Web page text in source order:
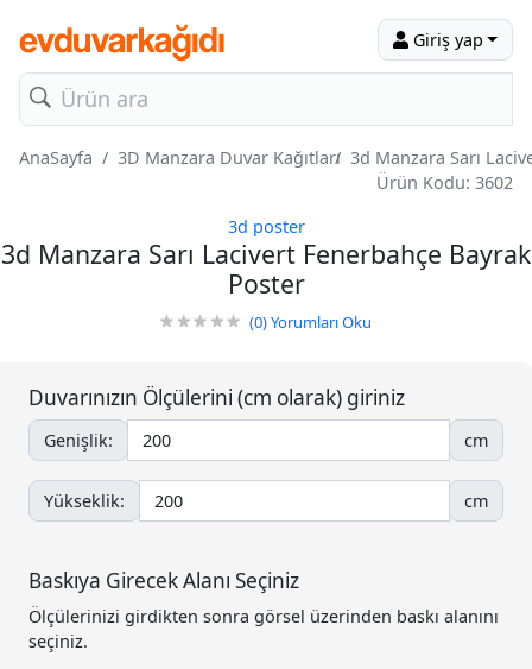
Giriş yap
AnaSayfa 3D Manzara Duvar Kağıtları 3d Manzara Sarı
Ürün Kodu: 3602
3d poster
3d Manzara Sarı Lacivert Fenerbahçe Bayrak
Poster
(0)Yorumları Oku
Duvarınızın Ölçülerini (cm olarak) giriniz
Genişlik: cm
Yükseklik: cm
Baskıya Girecek Alanı Seçiniz
Ölçülerinizi girdikten sonra görsel üzerinden baskı alanını
seçiniz.